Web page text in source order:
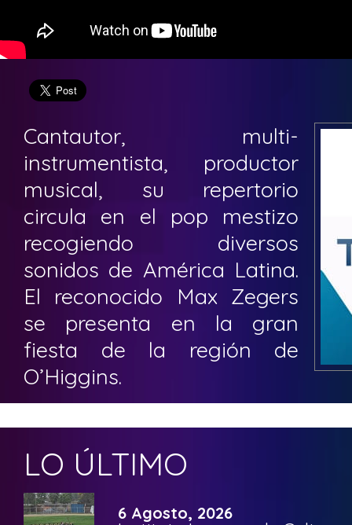
Cantautor, multi-
instrumentista, productor
musical, su repertorio
circula en el pop mestizo
recogiendo diversos
sonidos de América Latina.
El reconocido Max Zegers
se presenta en la gran
fiesta de la región de
O’Higgins.
LO ÚLTIMO
6 Agosto, 2026